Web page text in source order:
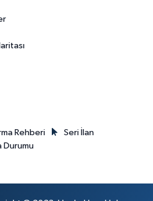
Rehberi
Seri İlan
Durumu